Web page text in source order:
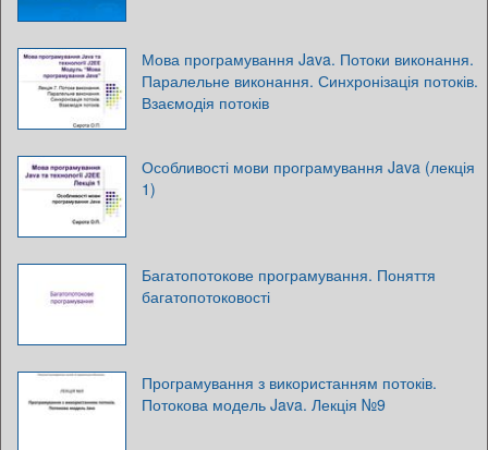
Мова програмування Java. Потоки виконання.
Паралельне виконання. Синхронізація потоків.
Взаємодія потоків
Особливості мови програмування Java (лекція
1)
Багатопотокове програмування. Поняття
багатопотоковості
Програмування з використанням потоків.
Потокова модель Java. Лекція №9